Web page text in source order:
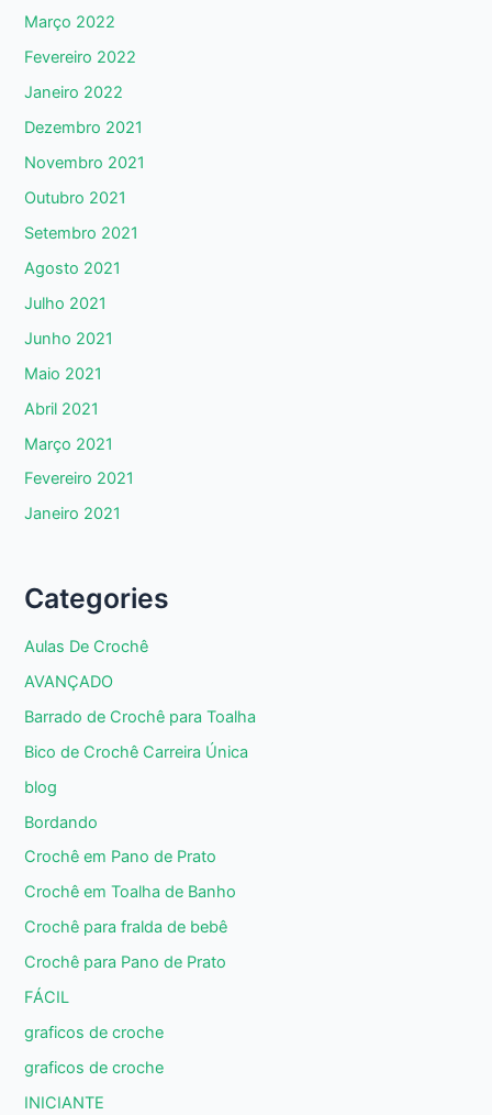
Março 2022
Fevereiro 2022
Janeiro 2022
Dezembro 2021
Novembro 2021
Outubro 2021
Setembro 2021
Agosto 2021
Julho 2021
Junho 2021
Maio 2021
Abril 2021
Março 2021
Fevereiro 2021
Janeiro 2021
Categories
Aulas De Crochê
AVANÇADO
Barrado de Crochê para Toalha
Bico de Crochê Carreira Única
blog
Bordando
Crochê em Pano de Prato
Crochê em Toalha de Banho
Crochê para fralda de bebê
Crochê para Pano de Prato
FÁCIL
graficos de croche
graficos de croche
INICIANTE